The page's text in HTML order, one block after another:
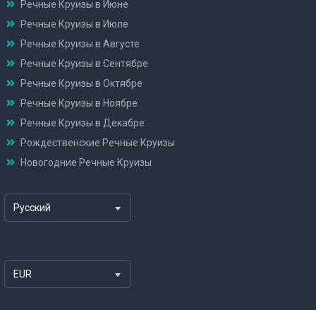
Речные Круизы в Июне
Речные Круизы в Июле
Речные Круизы в Августе
Речные Круизы в Сентябре
Речные Круизы в Октябре
Речные Круизы в Ноябре
Речные Круизы в Декабре
Рождественские Речные Круизы
Новогодние Речные Круизы
Русский
EUR